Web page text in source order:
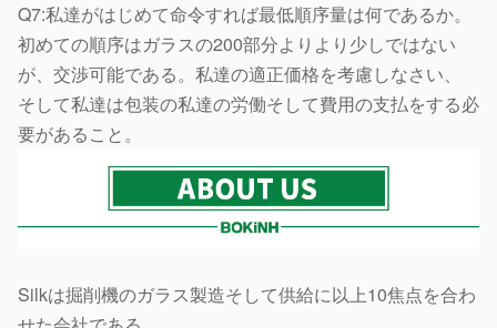
Q7:私達がはじめて命令すれば最低順序量は何であるか。
初めての順序はガラスの200部分よりより少しではない
が、交渉可能である。私達の適正価格を考慮しなさい、
そして私達は包装の私達の労働そして費用の支払をする必
要があること。
Silkは掘削機のガラス製造そして供給に以上10焦点を合わ